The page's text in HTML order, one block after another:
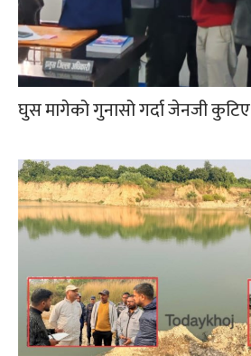
घुस मागेको गुनासो गर्दा जेनजी कुटिए